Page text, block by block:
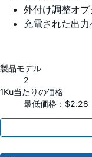
外付け調整オ
充電された出
製品モデル
2
1Ku当たりの価格
最低価格：$2.28